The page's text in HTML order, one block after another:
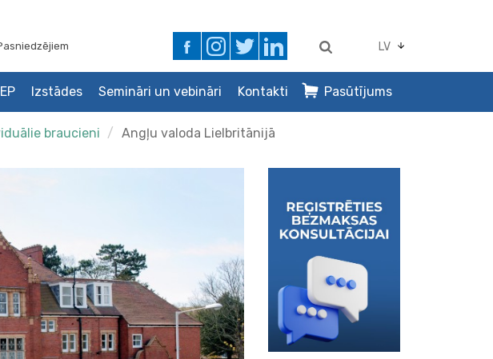
LV
Izstādes Semināri un vebināri Kontakti Pasūtījums
braucieni Angļu valoda Lielbritānijā